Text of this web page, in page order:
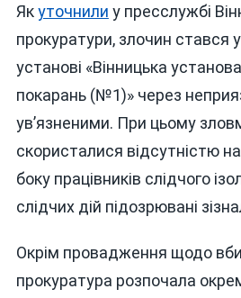
Якуточнили у пресслужбі
прокуратури, злочин стався
установі «Вінницька
покарань (№1)» через
ув’язненими. При цьому
скористалися відсутністю
боку працівників слідчого
слідчих дій підозрювані
Окрім провадження щодо
прокуратура розпочала